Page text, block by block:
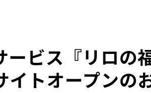
ービス『リロの
イトオープンの